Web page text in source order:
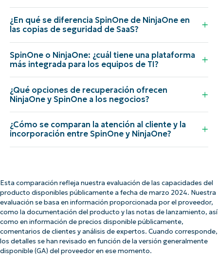
¿En qué se diferencia SpinOne de NinjaOne en
las copias de seguridad de SaaS?
SpinOne o NinjaOne: ¿cuál tiene una plataforma
más integrada para los equipos de TI?
¿Qué opciones de recuperación ofrecen
NinjaOne y SpinOne a los negocios?
¿Cómo se comparan la atención al cliente y la
incorporación entre SpinOne y NinjaOne?
Esta comparación refleja nuestra evaluación de las capacidades del
producto disponibles públicamente a fecha de marzo 2024. Nuestra
evaluación se basa en información proporcionada por el proveedor,
como la documentación del producto y las notas de lanzamiento, así
como en información de precios disponible públicamente,
comentarios de clientes y análisis de expertos. Cuando corresponde,
los detalles se han revisado en función de la versión generalmente
disponible (GA) del proveedor en ese momento.